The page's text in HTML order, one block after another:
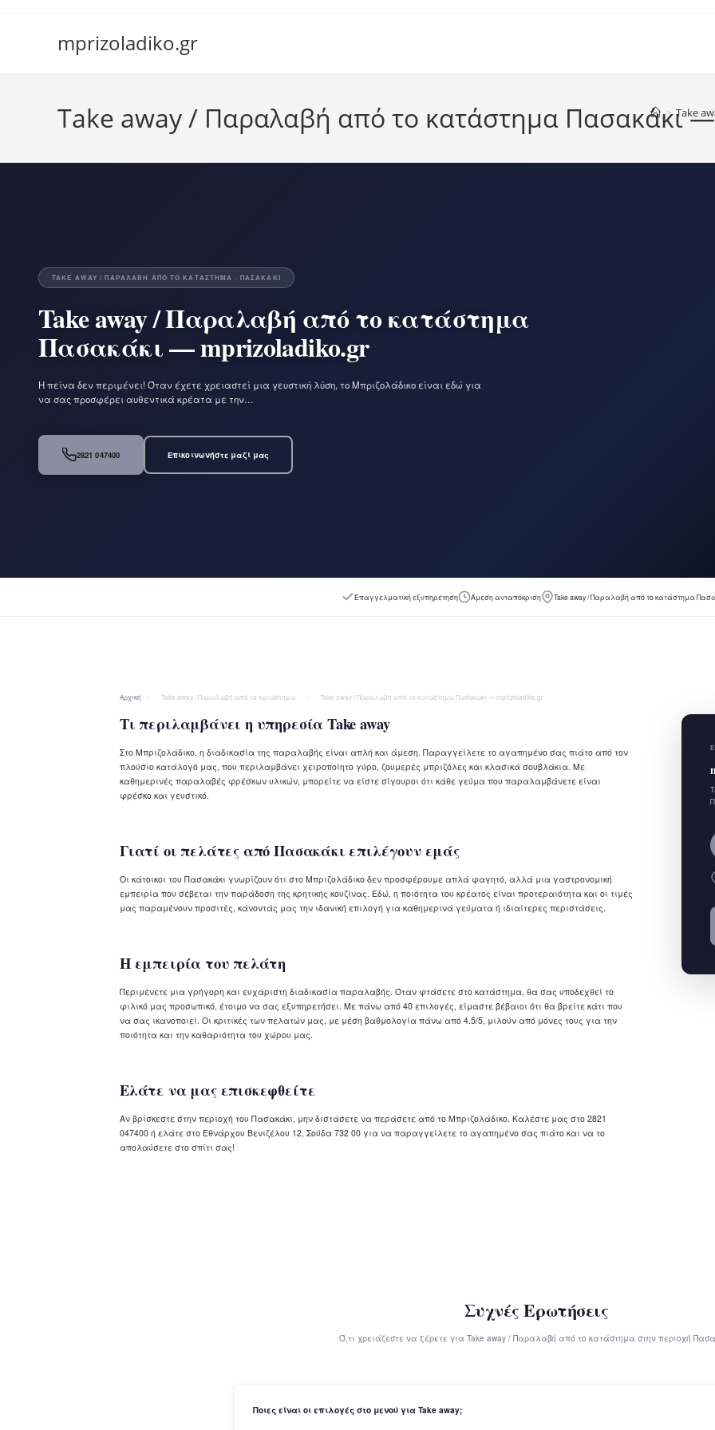
mprizoladiko.gr
Take away / Παραλαβή από το κατάστημα Πασακάκι
> Take
TAKE AWAY / ΠΑΡΑΛΑΒΉ ΑΠΌ ΤΟ ΚΑΤΆΣΤΗΜΑ · ΠΑΣΑΚΆΚΙ
Take away / Παραλαβή από το κατάστημα
Πασακάκι — mprizoladiko.gr
Η πείνα δεν περιμένει! Όταν έχετε χρειαστεί μια γευστική λύση, το Μπριζολάδικο είναι εδώ για
να σας προσφέρει αυθεντικά κρέατα με την…
2821 047400 Επικοινωνήστε μαζί μας
Επαγγελματική εξυπηρέτηση Άμεση ανταπόκριση Take away / Παραλαβή από το κατάστημα
Αρχική › Take away / Παραλαβή από το κατάστημα › Take away / Παραλαβή από το κατάστημα Πασακάκι — mprizoladiko.gr
Τι περιλαμβάνει η υπηρεσία Take away
Στο Μπριζολάδικο, η διαδικασία της παραλαβής είναι απλή και άμεση. Παραγγείλετε το αγαπημένο σας πιάτο από τον
πλούσιο κατάλογό μας, που περιλαμβάνει χειροποίητο γύρο, ζουμερές μπριζόλες και κλασικά σουβλάκια. Με
καθημερινές παραλαβές φρέσκων υλικών, μπορείτε να είστε σίγουροι ότι κάθε γεύμα που παραλαμβάνετε είναι
φρέσκο και γευστικό.
Γιατί οι πελάτες από Πασακάκι επιλέγουν εμάς
Οι κάτοικοι του Πασακάκι γνωρίζουν ότι στο Μπριζολάδικο δεν προσφέρουμε απλά φαγητό, αλλά μια γαστρονομική
εμπειρία που σέβεται την παράδοση της κρητικής κουζίνας. Εδώ, η ποιότητα του κρέατος είναι προτεραιότητα και οι τιμές
μας παραμένουν προσιτές, κάνοντάς μας την ιδανική επιλογή για καθημερινά γεύματα ή ιδιαίτερες περιστάσεις.
Η εμπειρία του πελάτη
Περιμένετε μια γρήγορη και ευχάριστη διαδικασία παραλαβής. Όταν φτάσετε στο κατάστημα, θα σας υποδεχθεί το
φιλικό μας προσωπικό, έτοιμο να σας εξυπηρετήσει. Με πάνω από 40 επιλογές, είμαστε βέβαιοι ότι θα βρείτε κάτι που
να σας ικανοποιεί. Οι κριτικές των πελατών μας, με μέση βαθμολογία πάνω από 4.5/5, μιλούν από μόνες τους για την
ποιότητα και την καθαριότητα του χώρου μας.
Ελάτε να μας επισκεφθείτε
Αν βρίσκεστε στην περιοχή του Πασακάκι, μην διστάσετε να περάσετε από το Μπριζολάδικο. Καλέστε μας στο 2821
047400 ή ελάτε στο Εθνάρχου Βενιζέλου 12, Σούδα 732 00 για να παραγγείλετε το αγαπημένο σας πιάτο και να το
απολαύσετε στο σπίτι σας!
Συχνές Ερωτήσεις
Ό,τι χρειάζεστε να ξέρετε για Take away / Παραλαβή από το κατάστημα στην περιοχή
Ποιες είναι οι επιλογές στο μενού για Take away;